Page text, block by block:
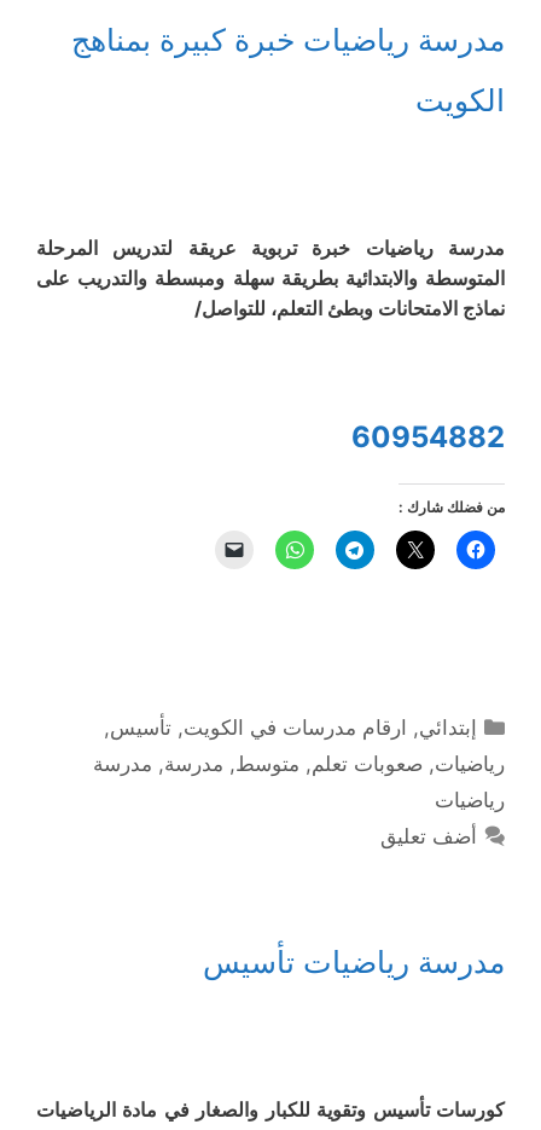
مدرسة رياضيات خبرة كبيرة بمناهج
الكويت
مدرسة رياضيات خبرة تربوية عريقة لتدريس المرحلة
المتوسطة والابتدائية بطريقة سهلة ومبسطة والتدريب على
نماذج الامتحانات وبطئ التعلم، للتواصل/
60954882
من فضلك شارك :
التصنيفات
إبتدائي, ارقام مدرسات في الكويت,تأسيس,
رياضيات, صعوبات تعلم, متوسط, مدرسة, مدرسة
رياضيات
أضف تعليق
مدرسة رياضيات تأسيس
كورسات تأسيس وتقوية للكبار والصغار في مادة الرياضيات